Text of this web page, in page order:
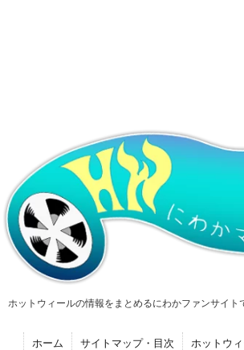
ホットウィールの情報をまとめるにわかファンサイト
ホーム サイトマップ・目次
ホットウ